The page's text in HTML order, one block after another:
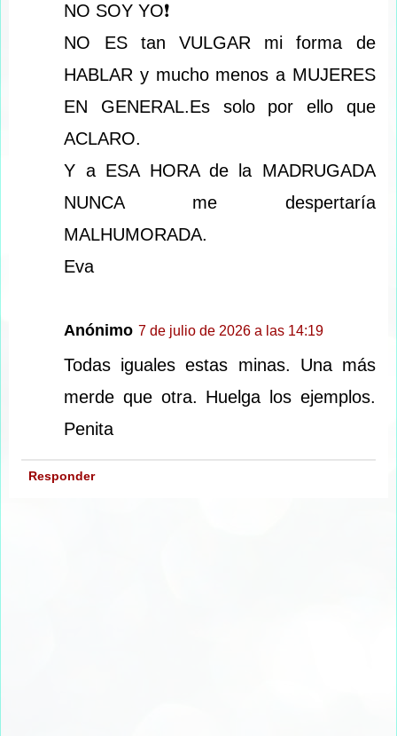
NO SOY YO❗️
NO ES tan VULGAR mi forma de
HABLAR y mucho menos a MUJERES
EN GENERAL.Es solo por ello que
ACLARO.
Y a ESA HORA de la MADRUGADA
NUNCA me despertaría
MALHUMORADA.
Eva
Anónimo 7 de julio de 2026 a las 14:19
Todas iguales estas minas. Una más
merde que otra. Huelga los ejemplos.
Penita
Responder